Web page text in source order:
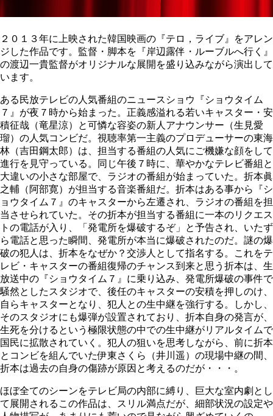
２０１３年に上映された韓国映画の『テロ，ライブ』をアレン
ジした作品です。監督・脚本を『岸辺露伴・ルーブルへ行く』
の渡辺一貴監督がオリジナルな展開を盛り込みながら演出して
います。
ある民放テレビの人気番組のニュースショウ『ショウタイム
７』が夜７時から始まった。正義感溢れる若いキャスター・安
積征哉（竜星涼）と可憐な容姿の新人アナウンサー（生見愛
瑠）の人気コンビだ。視聴率第一主義のプロデューサーの東海
林（吉田鋼太郎）は、担当する番組の人気にご機嫌な顔をして
進行を見守っている。同じ午後７時に、華やかなテレビ番組と
大違いの小さな部屋で、ラジオの番組が始まっていた。折本眞
之輔（阿部寛）が担当する音楽番組だ。折本はある事から『シ
ョウタイム７』のキャスターから左遷され、ラジオの番組を担
当させられていた。その折本が担当する番組に一本のリクエス
トの電話が入り、「発電所を爆破するぞ」と予告され、いたず
ら電話と思った瞬間、発電所が本当に爆破されたのだ。謎の爆
破の犯人は、折本をなぜか？交渉人として指名する。これをテ
レビ・キャスターの番組復帰のチャンス到来と思う折本は、生
放送中の『ショウタイム７』に乗り込み、発電所爆破の事件で
騒然としたスタジオで、後任のキャスターの安積を押しのけ、
自らキャスターとなり、犯人との生中継を強行する。しかし、
そのスタジオにも爆弾が設置されており、折本自身の発言が、
生死を分けるという極限状態の中での生中継がリアルタイムで
国民に拡散されていく。犯人の狙いを思考しながら、前に折本
とコンビを組んでいた伊東さくら（井川遥）の現場中継の間、
折本は過去の自身の傷跡が原因と考えるのだが・・・。
ほぼ全てのシーンをテレビ局の内部に縛り、巨大な室内劇とし
て展開されるこの作品は、スリル満点だが、細部状況の設定や